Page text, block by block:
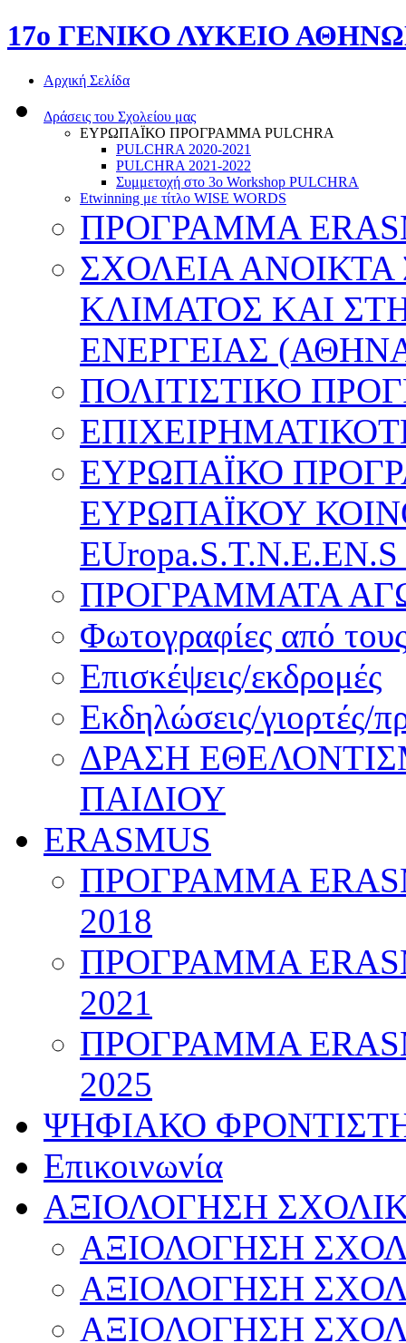
17o ΓΕΝΙΚΟ ΛΥΚΕΙΟ
Αρχική Σελίδα
Δράσεις του Σχολείου μας
ΕΥΡΩΠΑΪΚΟ ΠΡΟΓΡΑΜΜΑ PULCHRA
PULCHRA 2020-2021
PULCHRA 2021-2022
Συμμετοχή στο 3ο Workshop PULCHRA
Etwinning με τίτλο WISE WORDS
ΠΡΟΓΡΑΜΜΑ
ΣΧΟΛΕΙΑ
ΚΛΙΜΑΤΟΣ ΚΑΙ
ΕΝΕΡΓΕΙΑΣ
ΠΟΛΙΤΙΣΤΙΚΟ
ΕΥΡΩΠΑΪΚΟ
ΕΥΡΩΠΑΪΚΟΥ
ΠΡΟΓΡΑΜΜΑΤΑ
Φωτογραφίες από
Επισκέψεις/εκδρομές
Εκδηλώσεις/γιορτές/
ΔΡΑΣΗ
ΠΑΙΔΙΟΥ
ERASMUS
ΠΡΟΓΡΑΜΜΑ
2018
ΠΡΟΓΡΑΜΜΑ
2021
ΠΡΟΓΡΑΜΜΑ
2025
ΨΗΦΙΑΚΟ
Επικοινωνία
ΑΞΙΟΛΟΓΗΣΗ
ΑΞΙΟΛΟΓΗΣΗ
ΑΞΙΟΛΟΓΗΣΗ
ΑΞΙΟΛΟΓΗΣΗ